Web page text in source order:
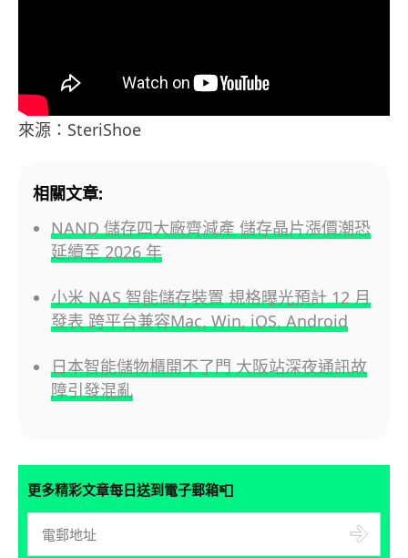
來源：SteriShoe
相關文章:
NAND 儲存四大廠齊減產 儲存晶片漲價潮恐
延續至 2026 年
小米 NAS 智能儲存裝置 規格曝光預計 12 月
發表 跨平台兼容Mac, Win, iOS, Android
日本智能儲物櫃開不了門 大阪站深夜通訊故
障引發混亂
更多精彩文章每日送到電子郵箱📮